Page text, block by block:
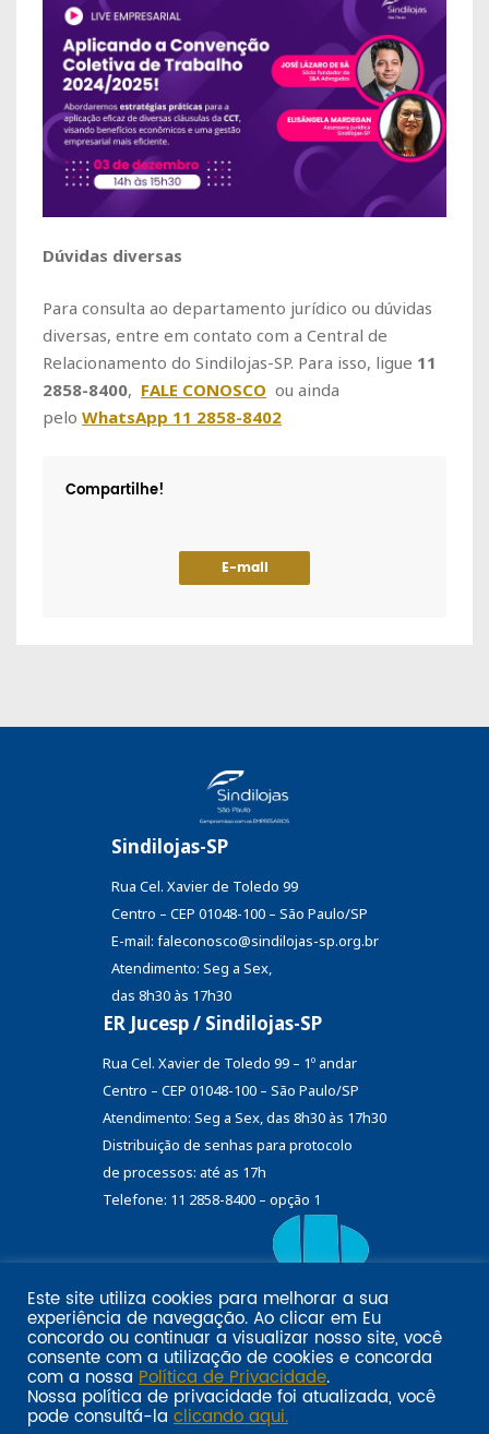
Dúvidas diversas
Para consulta ao departamento jurídico ou dúvidas
diversas, entre em contato com a Central de
Relacionamento do Sindilojas-SP. Para isso, ligue 11
2858-8400, FALE CONOSCO ou ainda
pelo WhatsApp 11 2858-8402
Compartilhe!
E-mail
Sindilojas-SP
Rua Cel. Xavier de Toledo 99
Centro – CEP 01048-100 – São Paulo/SP
E-mail: faleconosco@sindilojas-sp.org.br
Atendimento: Seg a Sex,
das 8h30 às 17h30
ER Jucesp / Sindilojas-SP
Rua Cel. Xavier de Toledo 99 – 1º andar
Centro – CEP 01048-100 – São Paulo/SP
Atendimento: Seg a Sex, das 8h30 às 17h30
Distribuição de senhas para protocolo
de processos: até as 17h
Telefone: 11 2858-8400 – opção 1
Email marketing por:
Pol�tica de privacidade SINDILOJAS-SPAcesse aqui
Este site utiliza cookies para melhorar a sua
experiência de navegação. Ao clicar em Eu
concordo ou continuar a visualizar nosso site, você
consente com a utilização de cookies e concorda
com a nossa Política de Privacidade.
Nossa política de privacidade foi atualizada, você
pode consultá-la clicando aqui.